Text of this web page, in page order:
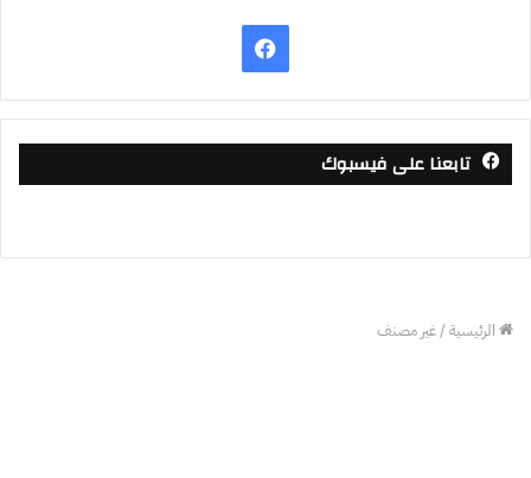
فيسبوك
تابعنا على فيسبوك